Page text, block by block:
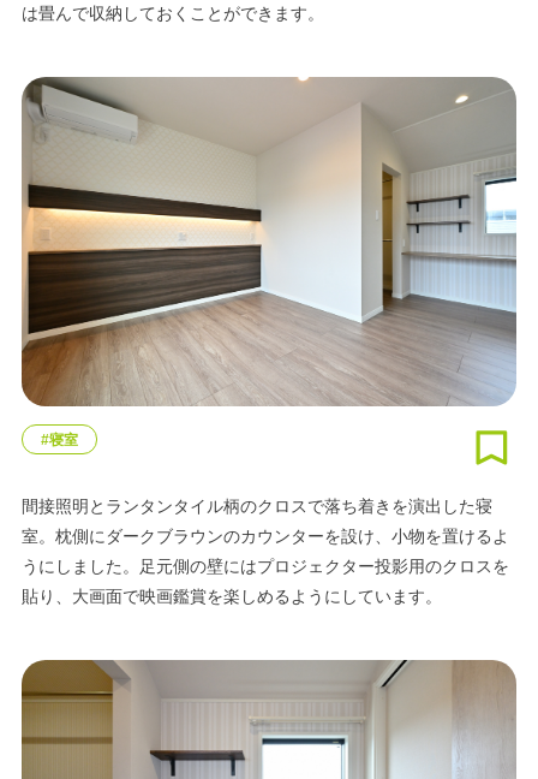
は畳んで収納しておくことができます。
#寝室
間接照明とランタンタイル柄のクロスで落ち着きを演出した寝
室。枕側にダークブラウンのカウンターを設け、小物を置けるよ
うにしました。足元側の壁にはプロジェクター投影用のクロスを
貼り、大画面で映画鑑賞を楽しめるようにしています。